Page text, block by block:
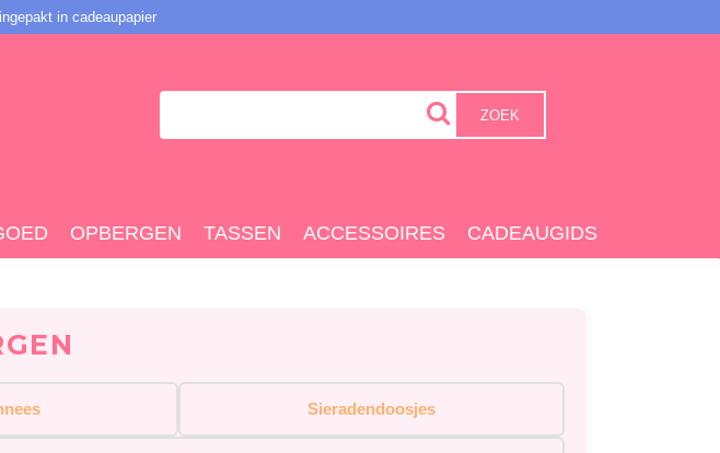
in cadeaupapier
ZOEK
OPBERGEN TASSEN ACCESSOIRES CADEAUGIDS
Sieradendoosjes